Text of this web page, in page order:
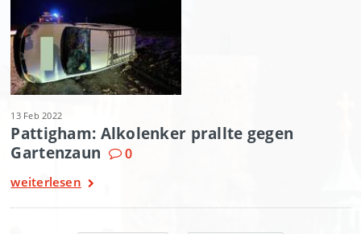
13 Feb 2022
Pattigham: Alkolenker prallte gegen
Gartenzaun
0
weiterlesen